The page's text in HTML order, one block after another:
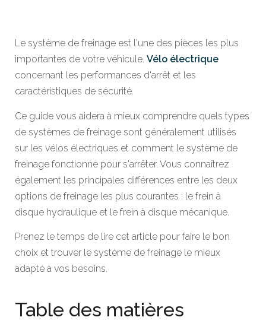
Le système de freinage est l'une des pièces les plus
importantes de votre véhicule. Vélo électrique
concernant les performances d'arrêt et les
caractéristiques de sécurité.
Ce guide vous aidera à mieux comprendre quels types
de systèmes de freinage sont généralement utilisés
sur les vélos électriques et comment le système de
freinage fonctionne pour s'arrêter. Vous connaîtrez
également les principales différences entre les deux
options de freinage les plus courantes : le frein à
disque hydraulique et le frein à disque mécanique.
Prenez le temps de lire cet article pour faire le bon
choix et trouver le système de freinage le mieux
adapté à vos besoins.
Table des matières